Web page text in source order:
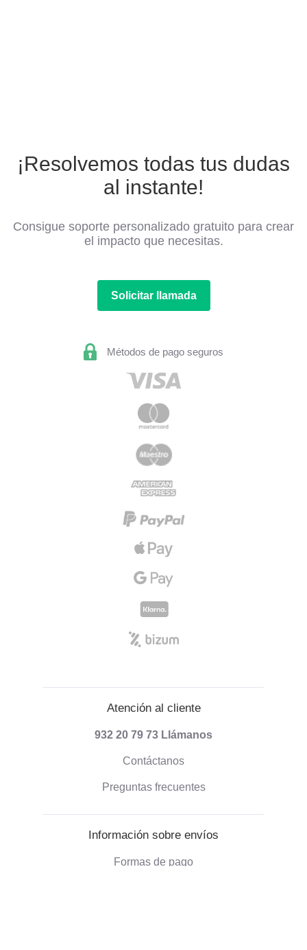
¡Resolvemos todas tus dudas
al instante!
Consigue soporte personalizado gratuito para crear
el impacto que necesitas.
Solicitar llamada
Métodos de pago seguros
Atención al cliente
932 20 79 73 Llámanos
Contáctanos
Preguntas frecuentes
Información sobre envíos
Formas de pago